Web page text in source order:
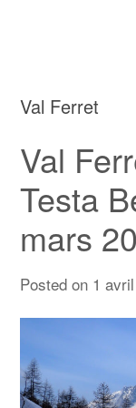
Val Ferret
Val
Testa
mars
Posted on 1